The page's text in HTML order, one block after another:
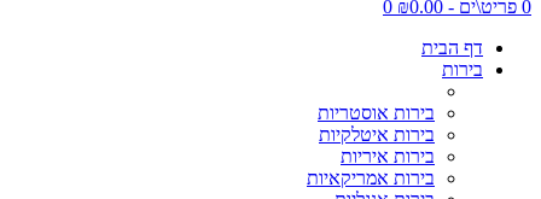
0 פריט\ים - ₪0.00
0
דף הבית
בירות
בירות אוסטריות
בירות איטלקיות
בירות איריות
בירות אמריקאיות